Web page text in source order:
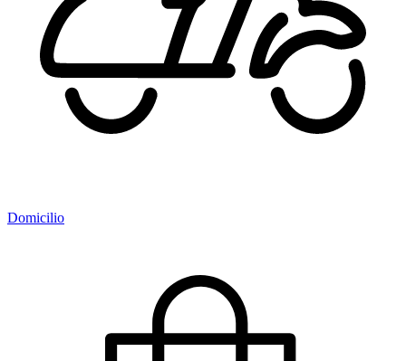
Domicilio